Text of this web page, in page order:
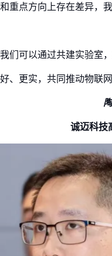
重点方向上存在差异，
们可以通过共建实验室
、更实，共同推动物联网
诚迈科技